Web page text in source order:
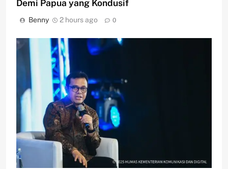
Demi Papua yang Kondusif
Benny 2 hours ago 0